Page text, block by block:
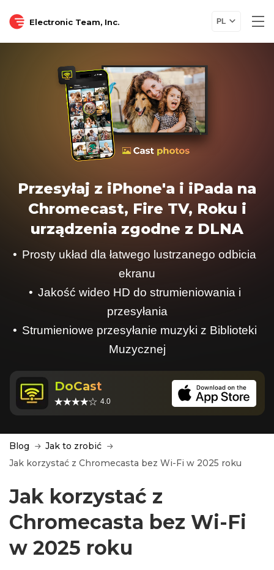
Electronic Team, Inc. PL
Przesyłaj z iPhone'a i iPada na
Chromecast, Fire TV, Roku i
urządzenia zgodne z DLNA
Prosty układ dla łatwego lustrzanego odbicia
ekranu
Jakość wideo HD do strumieniowania i
przesyłania
Strumieniowe przesyłanie muzyki z Biblioteki
Muzycznej
DoCast
4.0
Blog
Jak to zrobić
Jak korzystać z Chromecasta bez Wi‑Fi w 2025 roku
Jak korzystać z
Chromecasta bez Wi‑Fi
w 2025 roku